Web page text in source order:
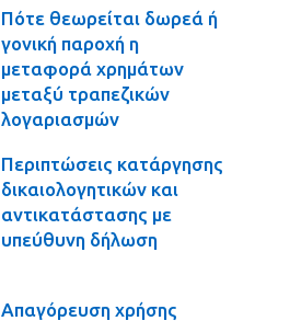
Πότε θεωρείται δωρεά ή
γονική παροχή η
μεταφορά χρημάτων
μεταξύ τραπεζικών
λογαριασμών
Περιπτώσεις κατάργησης
δικαιολογητικών και
αντικατάστασης με
υπεύθυνη δήλωση
Απαγόρευση χρήσης